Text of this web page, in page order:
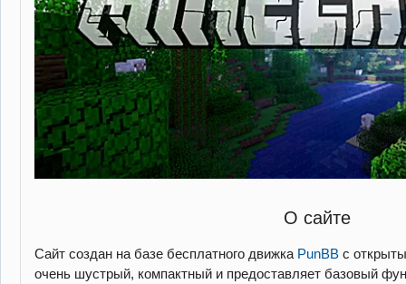
О сайте
Сайт создан на базе бесплатного движка PunBB с
очень шустрый, компактный и предоставляет базовый